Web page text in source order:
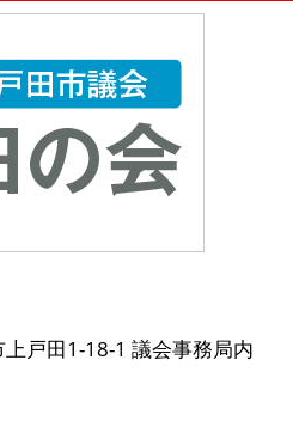
戸田1-18-1 議会事務局内